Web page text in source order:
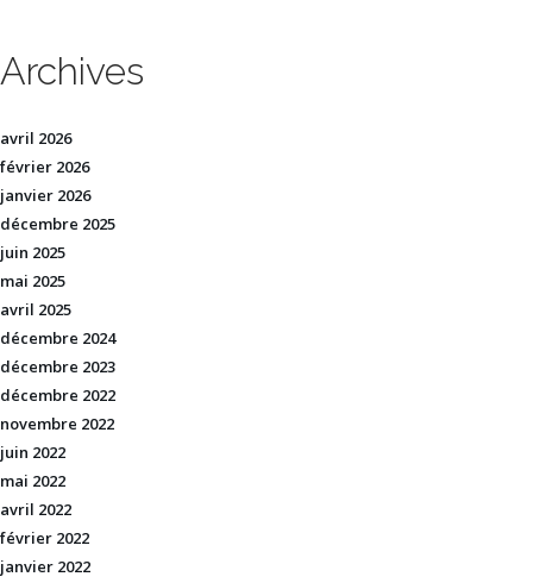
Archives
avril 2026
février 2026
janvier 2026
décembre 2025
juin 2025
mai 2025
avril 2025
décembre 2024
décembre 2023
décembre 2022
novembre 2022
juin 2022
mai 2022
avril 2022
février 2022
janvier 2022